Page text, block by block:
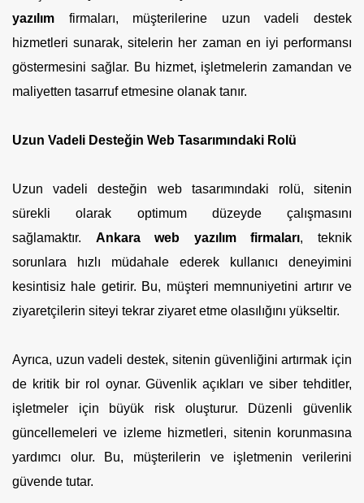
yazılım firmaları, müşterilerine uzun vadeli destek
hizmetleri sunarak, sitelerin her zaman en iyi performansı
göstermesini sağlar. Bu hizmet, işletmelerin zamandan ve
maliyetten tasarruf etmesine olanak tanır.
Uzun Vadeli Desteğin Web Tasarımındaki Rolü
Uzun vadeli desteğin web tasarımındaki rolü, sitenin
sürekli olarak optimum düzeyde çalışmasını
sağlamaktır. Ankara web yazılım firmaları, teknik
sorunlara hızlı müdahale ederek kullanıcı deneyimini
kesintisiz hale getirir. Bu, müşteri memnuniyetini artırır ve
ziyaretçilerin siteyi tekrar ziyaret etme olasılığını yükseltir.
Ayrıca, uzun vadeli destek, sitenin güvenliğini artırmak için
de kritik bir rol oynar. Güvenlik açıkları ve siber tehditler,
işletmeler için büyük risk oluşturur. Düzenli güvenlik
güncellemeleri ve izleme hizmetleri, sitenin korunmasına
yardımcı olur. Bu, müşterilerin ve işletmenin verilerini
güvende tutar.